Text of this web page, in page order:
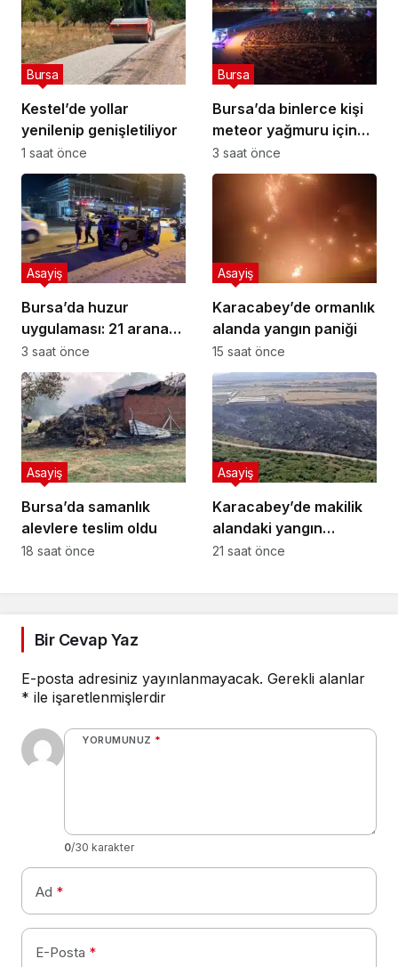
Kestel’de yollar
yenilenip genişletiliyor
Bursa
1 saat önce
Bursa’da binlerce kişi
meteor yağmuru için
bir araya geldi
Bursa
3 saat önce
Bursa’da huzur
uygulaması: 21 aranan
şahıs yakalandı, 388
bin TL ceza kesildi
Asayiş
3 saat önce
Karacabey’de ormanlık
alanda yangın paniği
Asayiş
15 saat önce
Bursa’da samanlık
alevlere teslim oldu
Asayiş
18 saat önce
Karacabey’de makilik
alandaki yangın
fabrikaya ulaşmadan
Asayiş
21 saat önce
Bir Cevap Yaz
E-posta adresiniz yayınlanmayacak. Gerekli alanlar
* ile işaretlenmişlerdir
YORUMUNUZ *
0/30 karakter
Ad *
E-Posta *